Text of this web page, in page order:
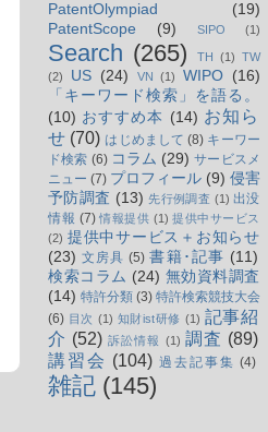
PatentOlympiad
(19)
PatentScope
(9) SIPO (1)
Search (265) TH (1) TW
(2)
US (24) VN (1) WIPO (16)
「キーワード検索」を語る。
(10) おすすめ本 (14) お知ら
せ (70) はじめまして (8) キーワー
ド検索 (6) コラム (29) サービスメ
ニュー (7) プロフィール (9) 侵害
予防調査 (13) 先行例調査 (1) 出没
情報 (7) 情報提供 (1) 提供中サービス
(2) 提供中サービス＋お知らせ
(23) 文房具 (5) 書籍･記事 (11)
検索コラム (24) 無効資料調査
(14) 特許分類 (3) 特許検索競技大会
(6) 目次 (1) 知財ist研修 (1) 記事紹
介 (52) 訴訟情報 (1) 調査 (89)
講習会 (104) 過去記事集 (4)
雑記 (145)